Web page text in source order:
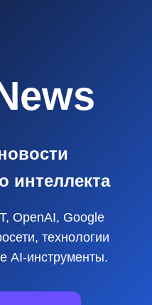
интеллекта
OpenAI, Google
технологии
AI‑инструменты.